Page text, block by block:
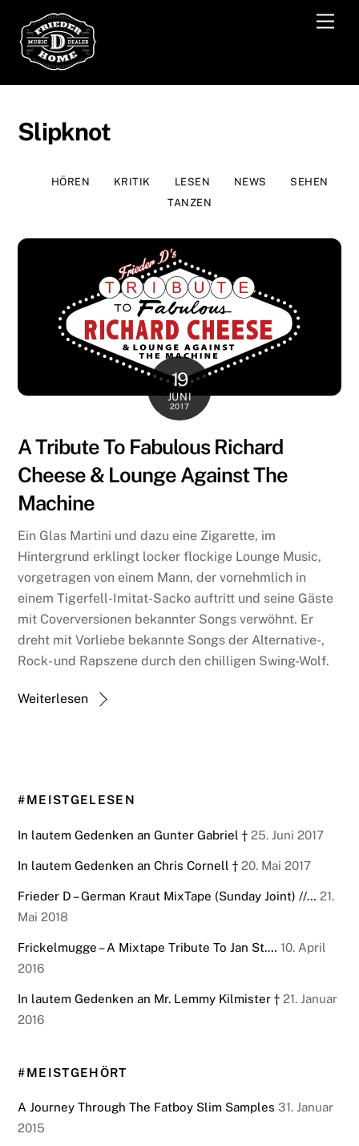
content
Slipknot
HÖREN KRITIK LESEN NEWS
SEHEN
TANZEN
19
JUNI
2017
A Tribute To Fabulous Richard
Cheese & Lounge Against The
Machine
Ein Glas Martini und dazu eine Zigarette, im
Hintergrund erklingt locker flockige Lounge Music,
vorgetragen von einem Mann, der vornehmlich in
einem Tigerfell-Imitat-Sacko auftritt und seine Gäste
mit Coverversionen bekannter Songs verwöhnt. Er
dreht mit Vorliebe bekannte Songs der Alternative-,
Rock- und Rapszene durch den chilligen Swing-Wolf.
Weiterlesen
#MEISTGELESEN
In lautem Gedenken an Gunter Gabriel † 25. Juni 2017
In lautem Gedenken an Chris Cornell † 20. Mai 2017
Frieder D – German Kraut MixTape (Sunday Joint) //… 21.
Mai 2018
Frickelmugge – A Mixtape Tribute To Jan St.… 10. April
2016
In lautem Gedenken an Mr. Lemmy Kilmister † 21. Januar
2016
#MEISTGEHÖRT
A Journey Through The Fatboy Slim Samples 31. Januar
2015